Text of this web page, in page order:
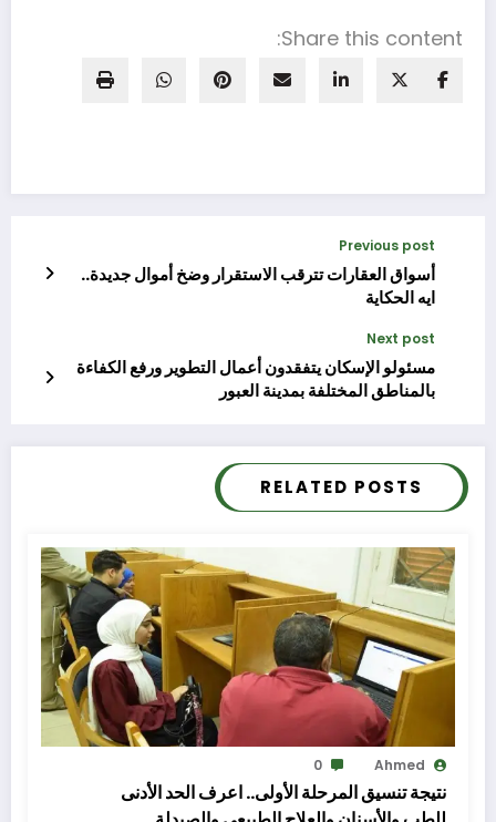
Share this content:
Previous post
أسواق العقارات تترقب الاستقرار وضخ أموال جديدة..
ايه الحكاية
Next post
مسئولو الإسكان يتفقدون أعمال التطوير ورفع الكفاءة
بالمناطق المختلفة بمدينة العبور
RELATED POSTS
Ahmed
0
نتيجة تنسيق المرحلة الأولى.. اعرف الحد الأدنى